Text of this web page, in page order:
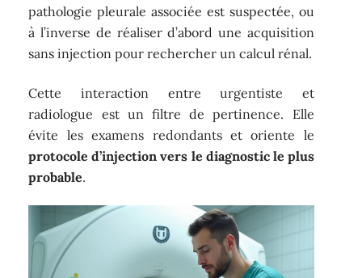
pathologie pleurale associée est suspectée, ou
à l’inverse de réaliser d’abord une acquisition
sans injection pour rechercher un calcul rénal.
Cette interaction entre urgentiste et
radiologue est un filtre de pertinence. Elle
évite les examens redondants et oriente le
protocole d’injection vers le diagnostic le plus
probable.